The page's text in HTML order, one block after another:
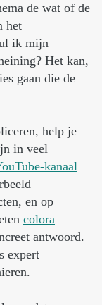
de wat of de
het
ik mijn
Het kan,
gaan die de
help je
in veel
kanaal
en op
colora
antwoord.
expert